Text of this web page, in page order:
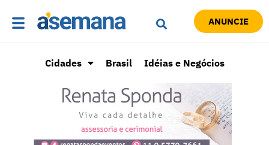
ANUNCIE
Cidades Brasil Idéias e Negócios